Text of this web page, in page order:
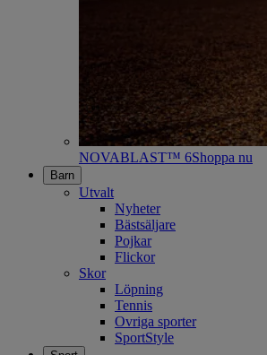
NOVABLAST™ 6Shoppa nu
Barn
Utvalt
Nyheter
Bästsäljare
Pojkar
Flickor
Skor
Löpning
Tennis
Ovriga sporter
SportStyle